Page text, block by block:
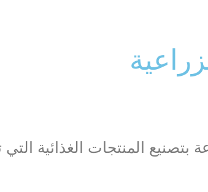
بتصنيع المنتجات الغذائية